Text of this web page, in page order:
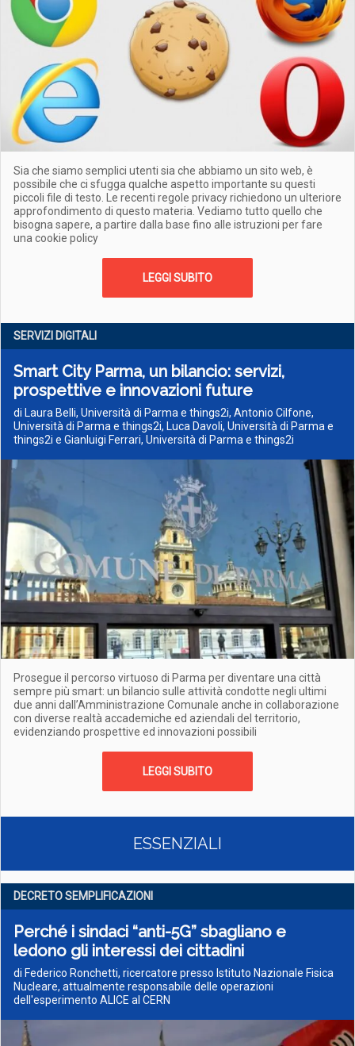
Sia che siamo semplici utenti sia che abbiamo un sito web, è
possibile che ci sfugga qualche aspetto importante su questi
piccoli file di testo. Le recenti regole privacy richiedono un ulteriore
approfondimento di questo materia. Vediamo tutto quello che
bisogna sapere, a partire dalla base fino alle istruzioni per fare
una cookie policy
LEGGI SUBITO
SERVIZI DIGITALI
Smart City Parma, un bilancio: servizi,
prospettive e innovazioni future
di Laura Belli, Università di Parma e things2i, Antonio Cilfone,
Università di Parma e things2i, Luca Davoli, Università di Parma e
things2i e Gianluigi Ferrari, Università di Parma e things2i
Prosegue il percorso virtuoso di Parma per diventare una città
sempre più smart: un bilancio sulle attività condotte negli ultimi
due anni dall’Amministrazione Comunale anche in collaborazione
con diverse realtà accademiche ed aziendali del territorio,
evidenziando prospettive ed innovazioni possibili
LEGGI SUBITO
ESSENZIALI
DECRETO SEMPLIFICAZIONI
Perché i sindaci “anti-5G” sbagliano e
ledono gli interessi dei cittadini
di Federico Ronchetti, ricercatore presso Istituto Nazionale Fisica
Nucleare, attualmente responsabile delle operazioni
dell'esperimento ALICE al CERN